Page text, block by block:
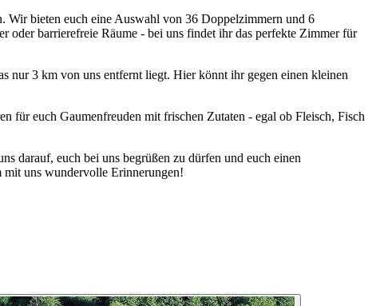
Wir bieten euch eine Auswahl von 36 Doppelzimmern und 6
barrierefreie Räume - bei uns findet ihr das perfekte Zimmer für
nur 3 km von uns entfernt liegt. Hier könnt ihr gegen einen kleinen
für euch Gaumenfreuden mit frischen Zutaten - egal ob Fleisch, Fisch
darauf, euch bei uns begrüßen zu dürfen und euch einen
mit uns wundervolle Erinnerungen!